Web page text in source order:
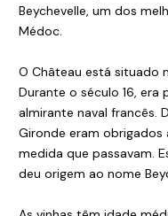
Beychevelle, um dos
Médoc.
O Château está situado
Durante o século 16, era
almirante naval francês.
Gironde eram obrigados
medida que passavam.
deu origem ao nome